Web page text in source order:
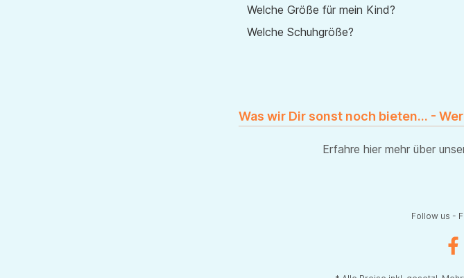
Welche Größe für mein Kind?
Welche Schuhgröße?
Was wir Dir sonst noch bieten... -
Erfahre hier mehr über
Follow us -